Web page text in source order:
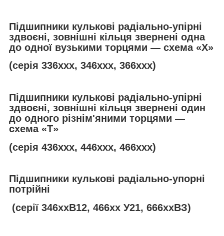
Підшипники кулькові радіально-упірні
здвоєні, зовнішні кільця звернені одна
до одної вузькими торцями — схема «Х»
(серія 336ххх, 346ххх, 366ххх)
Підшипники кулькові радіально-упірні
здвоєні, зовнішні кільця звернені один
до одного різнім'яними торцями —
схема «T»
(серія 436ххх, 446ххх, 466ххх)
Підшипники кулькові радіально-упорні
потрійні
(серії 346ххВ12, 466хх У21, 666ххВЗ)